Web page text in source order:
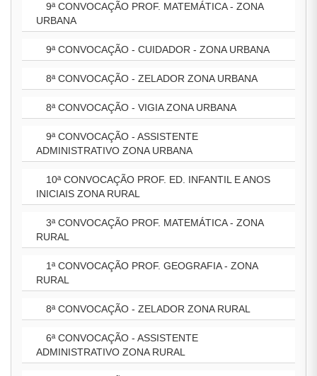
9ª CONVOCAÇÃO PROF. MATEMÁTICA - ZONA
URBANA
9ª CONVOCAÇÃO - CUIDADOR - ZONA URBANA
8ª CONVOCAÇÃO - ZELADOR ZONA URBANA
8ª CONVOCAÇÃO - VIGIA ZONA URBANA
9ª CONVOCAÇÃO - ASSISTENTE
ADMINISTRATIVO ZONA URBANA
10ª CONVOCAÇÃO PROF. ED. INFANTIL E ANOS
INICIAIS ZONA RURAL
3ª CONVOCAÇÃO PROF. MATEMÁTICA - ZONA
RURAL
1ª CONVOCAÇÃO PROF. GEOGRAFIA - ZONA
RURAL
8ª CONVOCAÇÃO - ZELADOR ZONA RURAL
6ª CONVOCAÇÃO - ASSISTENTE
ADMINISTRATIVO ZONA RURAL